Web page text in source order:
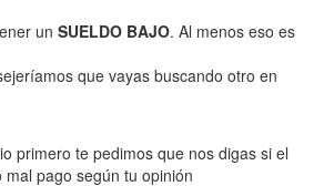
un SUELDO BAJO. Al menos eso es
que vayas buscando otro en
primero te pedimos que nos digas si el
pago según tu opinión